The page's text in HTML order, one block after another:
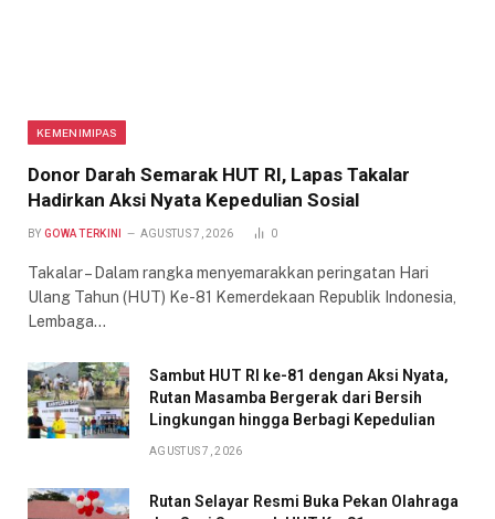
KEMENIMIPAS
Donor Darah Semarak HUT RI, Lapas Takalar
Hadirkan Aksi Nyata Kepedulian Sosial
BY GOWA TERKINI AGUSTUS 7, 2026 0
Takalar – Dalam rangka menyemarakkan peringatan Hari
Ulang Tahun (HUT) Ke-81 Kemerdekaan Republik Indonesia,
Lembaga…
Sambut HUT RI ke-81 dengan Aksi Nyata,
Rutan Masamba Bergerak dari Bersih
Lingkungan hingga Berbagi Kepedulian
AGUSTUS 7, 2026
Rutan Selayar Resmi Buka Pekan Olahraga